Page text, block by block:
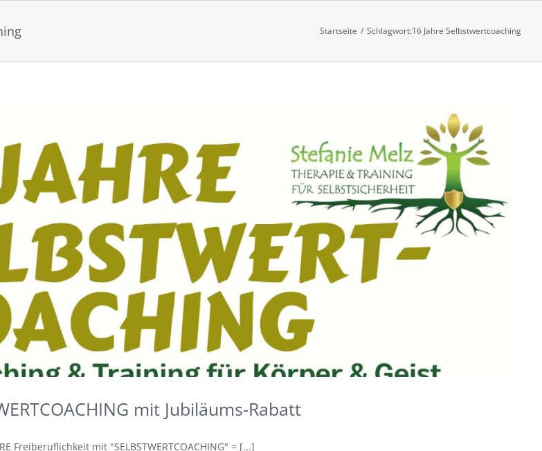
Startseite / Schlagwort:16 Jahre Selbstwertcoaching
mit Jubiläums-Rabatt
Freiberuflichkeit mit "SELBSTWERTCOACHING" = [...]